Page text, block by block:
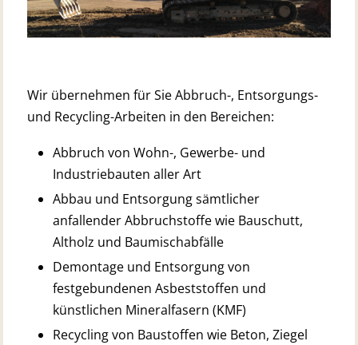
Wir übernehmen für Sie Abbruch-, Entsorgungs-
und Recycling-Arbeiten in den Bereichen:
Abbruch von Wohn-, Gewerbe- und
Industriebauten aller Art
Abbau und Entsorgung sämtlicher
anfallender Abbruchstoffe wie Bauschutt,
Altholz und Baumischabfälle
Demontage und Entsorgung von
festgebundenen Asbeststoffen und
künstlichen Mineralfasern (KMF)
Recycling von Baustoffen wie Beton, Ziegel